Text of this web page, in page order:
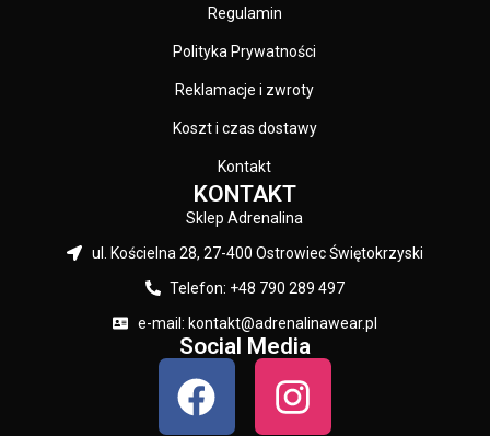
Regulamin
Polityka Prywatności
Reklamacje i zwroty
Koszt i czas dostawy
Kontakt
KONTAKT
Sklep Adrenalina
ul. Kościelna 28, 27-400 Ostrowiec Świętokrzyski
Telefon: +48 790 289 497
e-mail: kontakt@adrenalinawear.pl
Social Media